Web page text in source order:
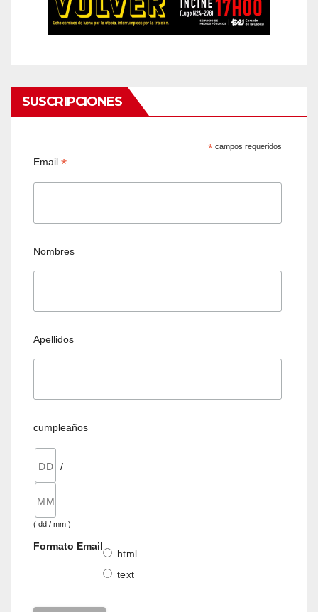
SUSCRIPCIONES
* campos requeridos
Email*
Nombres
Apellidos
cumpleaños
/
( dd / mm )
Formato Email
html
text